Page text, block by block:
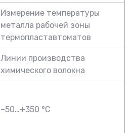
Измерение температуры
металла рабочей зоны
термопластавтоматов
Линии производства
химического волокна
–50…+350 °C